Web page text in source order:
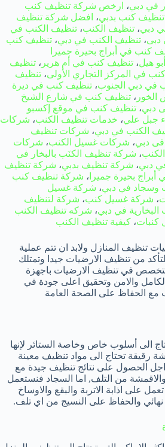
في دبي، ارخص شركة تنظيف كنب
كنب بدبي، افضل شركة تنظيف
دبي، تنظيف الكنب، تنظيف الكنب في
دبى، تنظيف الكنب في دبي، تنظيف كنب
كنب في أبراج بحيرة جميرا
هيل، تنظيف كنب في أم هرير ، تنظيف
في المركز التجاري الأولى، تنظيف
في دبي الجنوب، تنظيف كنب في ديرة
، تنظيف كنب في شارع الشيخ
دبي، تنظيف كنب في موقع إكسبو
جبل علي، خدمات تنظيف الكنب، شركات
الكنب في دبي، شركات تنظيف
دبي، شركات غسيل الكنب، شركات
، شركة تنظيف الكنَب بالبخار في
دبي، شركة تنظيف بدبي، شركة تنظيف
بحيرة جميرا ، شركة تنظيف كنب
وسجاد في دبي، شركة غسيل
، شركة غسيل كنب، شركة لتنظيف
في دبي، شركه تنظيف الكنب
كنبات، كيفية تنظيف الكنب
تنظيف المنازل ولابد ان تتم عملية
من تنظيف الارضيات جيدا وتمتلك
في تنظيف الارضيات باجهزة
والامن وتحقيق اعلى جودة في
مع الحفاظ على الصحة العامة
الى أسلوب خاص وخاصة الستائر لإنها
رقيقة تحتاج الى مواد تنظيف معينة
الحصول على نتائج تنظيف جيدة مع
من التلف, اما السجاد فنستعمل
على اذابة الاتربة والبقع والاوساخ
نهائي والحفاظ على النسيج من اي تلف.